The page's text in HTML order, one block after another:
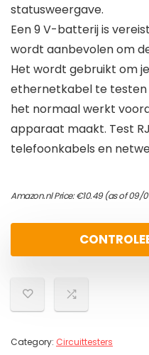
statusweergave.
Een 9 V-batterij is
wordt aanbevolen om
Het wordt gebruikt om
ethernetkabel te
het normaal werkt
apparaat maakt. Test
telefoonkabels en
Amazon.nl Price:€10.49(as of 09/
Category: Circuittesters